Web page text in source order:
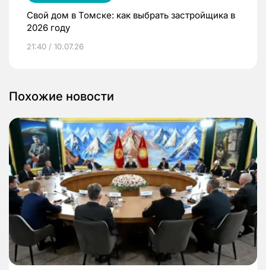
Свой дом в Томске: как выбрать застройщика в
2026 году
21:40 / 10.07.26
Похожие новости